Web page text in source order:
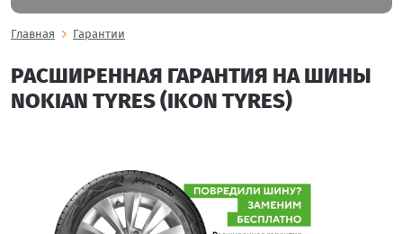
Главная Гарантии
РАСШИРЕННАЯ ГАРАНТИЯ НА ШИНЫ
NOKIAN TYRES (IKON TYRES)